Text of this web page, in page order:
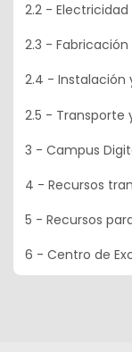
2.2 -
2.3 -
2.4 - Instalación
2.5 - Transporte
3 - Campus
4 - Recursos
5 - Recursos
6 - Centro de